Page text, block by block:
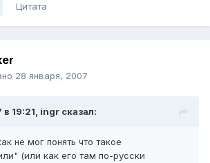
Цитата
28 января, 2007
19:21, ingr сказал:
не мог понять что такое
(или как его там по-русски